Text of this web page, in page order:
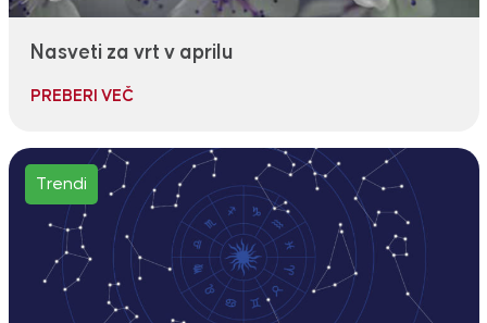
Nasveti za vrt v aprilu
PREBERI VEČ
Trendi